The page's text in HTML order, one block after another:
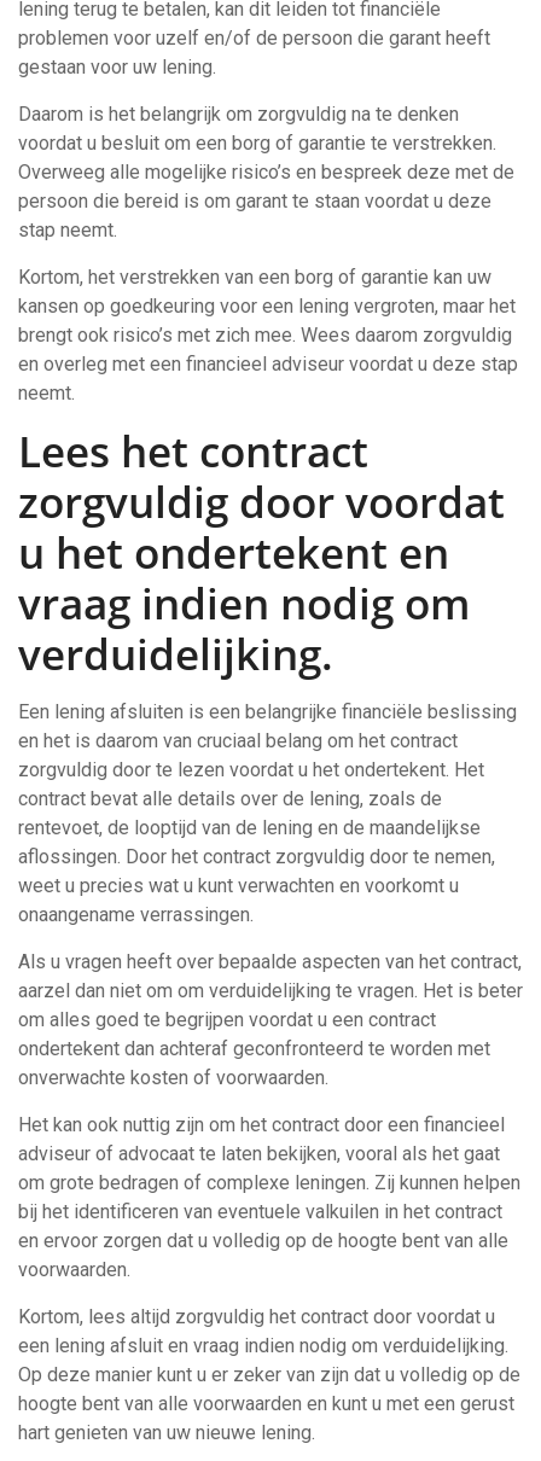
lening terug te betalen, kan dit leiden tot financiële
problemen voor uzelf en/of de persoon die garant heeft
gestaan voor uw lening.
Daarom is het belangrijk om zorgvuldig na te denken
voordat u besluit om een ​​borg of garantie te verstrekken.
Overweeg alle mogelijke risico’s en bespreek deze met de
persoon die bereid is om garant te staan voordat u deze
stap neemt.
Kortom, het verstrekken van een borg of garantie kan uw
kansen op goedkeuring voor een lening vergroten, maar het
brengt ook risico’s met zich mee. Wees daarom zorgvuldig
en overleg met een financieel adviseur voordat u deze stap
neemt.
Lees het contract
zorgvuldig door voordat
u het ondertekent en
vraag indien nodig om
verduidelijking.
Een lening afsluiten is een belangrijke financiële beslissing
en het is daarom van cruciaal belang om het contract
zorgvuldig door te lezen voordat u het ondertekent. Het
contract bevat alle details over de lening, zoals de
rentevoet, de looptijd van de lening en de maandelijkse
aflossingen. Door het contract zorgvuldig door te nemen,
weet u precies wat u kunt verwachten en voorkomt u
onaangename verrassingen.
Als u vragen heeft over bepaalde aspecten van het contract,
aarzel dan niet om om verduidelijking te vragen. Het is beter
om alles goed te begrijpen voordat u een contract
ondertekent dan achteraf geconfronteerd te worden met
onverwachte kosten of voorwaarden.
Het kan ook nuttig zijn om het contract door een financieel
adviseur of advocaat te laten bekijken, vooral als het gaat
om grote bedragen of complexe leningen. Zij kunnen helpen
bij het identificeren van eventuele valkuilen in het contract
en ervoor zorgen dat u volledig op de hoogte bent van alle
voorwaarden.
Kortom, lees altijd zorgvuldig het contract door voordat u
een lening afsluit en vraag indien nodig om verduidelijking.
Op deze manier kunt u er zeker van zijn dat u volledig op de
hoogte bent van alle voorwaarden en kunt u met een gerust
hart genieten van uw nieuwe lening.